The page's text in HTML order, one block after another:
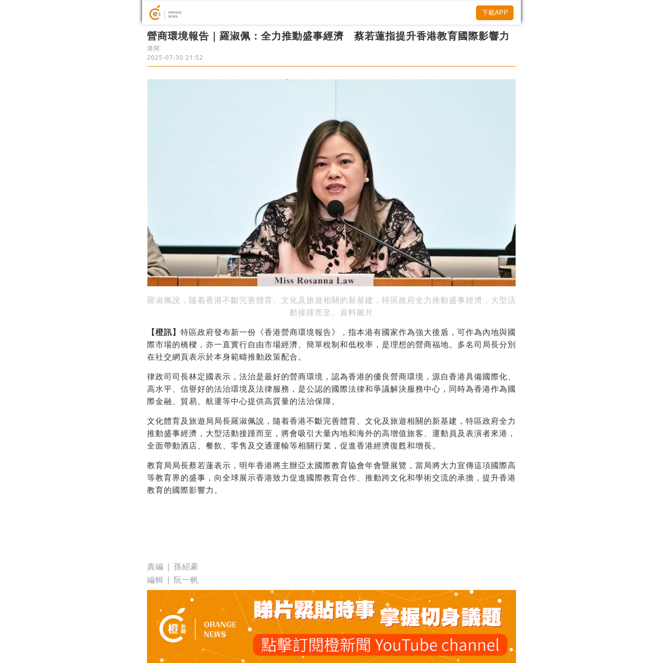
營商環境報告｜羅淑佩：全力推動盛事經濟 蔡若蓮指提升香港教育國際影響力
港聞
2025-07-30 21:52
羅淑佩說，隨着香港不斷完善體育、文化及旅遊相關的新基建，特區政府全力推動盛事經濟，大型活
動接踵而至。 資料圖片
【橙訊】 特區政府發布新一份《香港營商環境報告》，指本港有國家作為強大後盾，可作為內地與國
際市場的橋樑，亦一直實行自由市場經濟、簡單稅制和低稅率，是理想的營商福地。多名司局長分別
在社交網頁表示於本身範疇推動政策配合。
律政司司長林定國表示，法治是最好的營商環境，認為香港的優良營商環境，源自香港具備國際化、
高水平、信譽好的法治環境及法律服務，是公認的國際法律和爭議解決服務中心，同時為香港作為國
際金融、貿易、航運等中心提供高質量的法治保障。
文化體育及旅遊局局長羅淑佩說，隨着香港不斷完善體育、文化及旅遊相關的新基建，特區政府全力
推動盛事經濟，大型活動接踵而至，將會吸引大量內地和海外的高增值旅客、運動員及表演者來港，
全面帶動酒店、餐飲、零售及交通運輸等相關行業，促進香港經濟復甦和增長。
教育局局長蔡若蓮表示，明年香港將主辦亞太國際教育協會年會暨展覽，當局將大力宣傳這項國際高
等教育界的盛事，向全球展示香港致力促進國際教育合作、推動跨文化和學術交流的承擔，提升香港
教育的國際影響力。
責編 | 孫紹豪
編輯 | 阮一帆
下載APP